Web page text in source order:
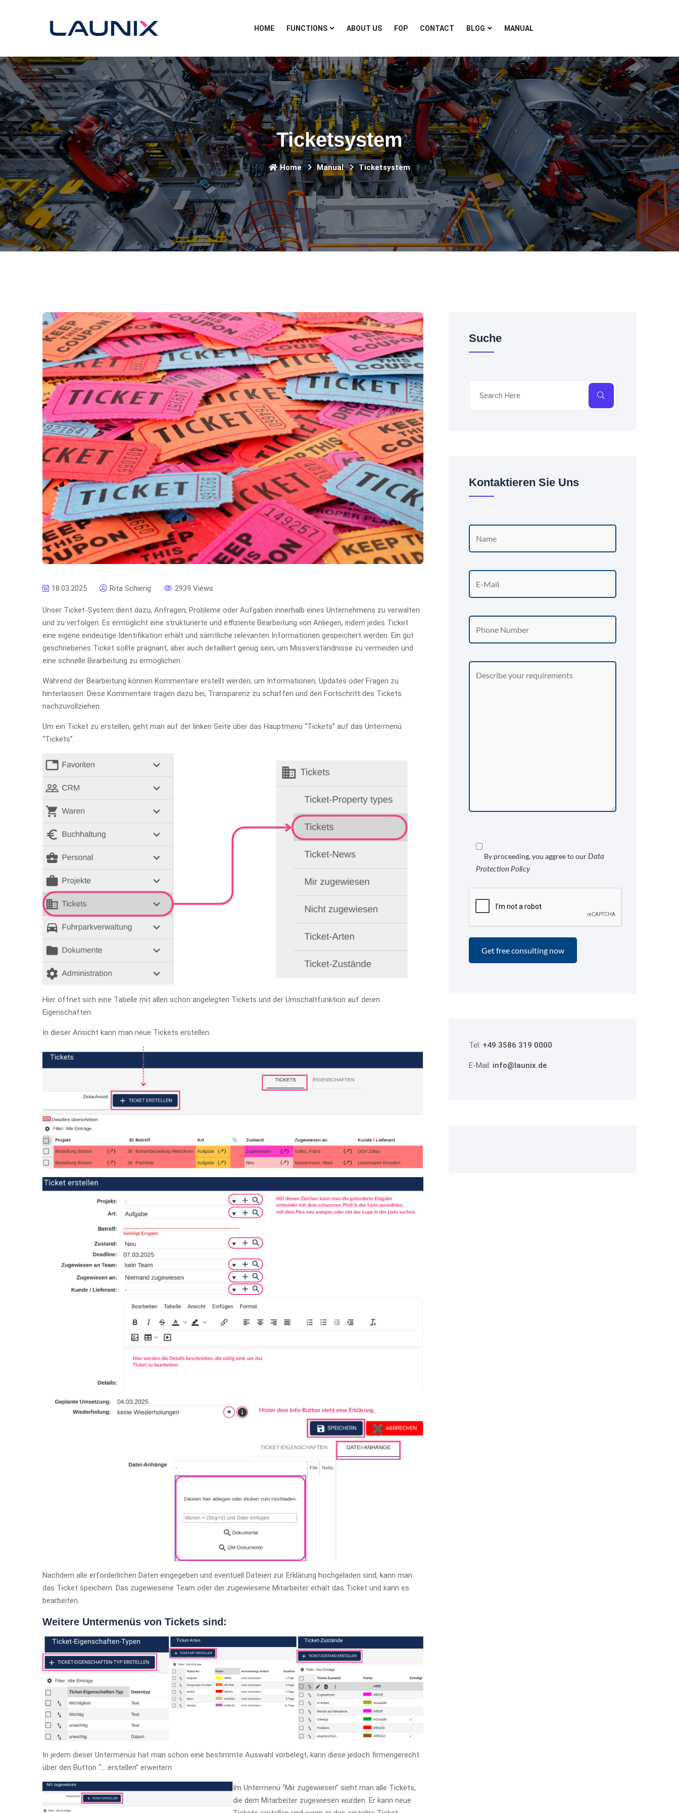
HOME FUNCTIONS ABOUT US FOP CONTACT BLOG MANUAL
Ticketsystem
Home Manual Ticketsystem
18.03.2025 Rita Schierig 2939 Views
Unser Ticket-System dient dazu, Anfragen, Probleme oder Aufgaben innerhalb eines Unternehmens zu verwalten
und zu verfolgen. Es ermöglicht eine strukturierte und effiziente Bearbeitung von Anliegen, indem jedes Ticket
eine eigene eindeutige Identifikation erhält und sämtliche relevanten Informationen gespeichert werden. Ein gut
geschriebenes Ticket sollte prägnant, aber auch detailliert genug sein, um Missverständnisse zu vermeiden und
eine schnelle Bearbeitung zu ermöglichen.
Während der Bearbeitung können Kommentare erstellt werden, um Informationen, Updates oder Fragen zu
hinterlassen. Diese Kommentare tragen dazu bei, Transparenz zu schaffen und den Fortschritt des Tickets
nachzuvollziehen.
Um ein Ticket zu erstellen, geht man auf der linken Seite über das Hauptmenü “Tickets” auf das Untermenü
“Tickets”.
Hier öffnet sich eine Tabelle mit allen schon angelegten Tickets und der Umschaltfunktion auf deren
Eigenschaften.
In dieser Ansicht kann man neue Tickets erstellen.
Nachdem alle erforderlichen Daten eingegeben und eventuell Dateien zur Erklärung hochgeladen sind, kann man
das Ticket speichern. Das zugewiesene Team oder der zugewiesene Mitarbeiter erhält das Ticket und kann es
bearbeiten.
Weitere Untermenüs von Tickets sind:
In jedem dieser Untermenüs hat man schon eine bestimmte Auswahl vorbelegt, kann diese jedoch firmengerecht
über den Button “… erstellen” erweitern.
Im Untermenü “Mir zugewiesen” sieht man alle Tickets,
die dem Mitarbeiter zugewiesen wurden. Er kann neue
Suche
Kontaktieren Sie Uns
By proceeding, you aggree to our Data
Protection Policy
Tel: +49 3586 319 0000
E-Mail: info@launix.de